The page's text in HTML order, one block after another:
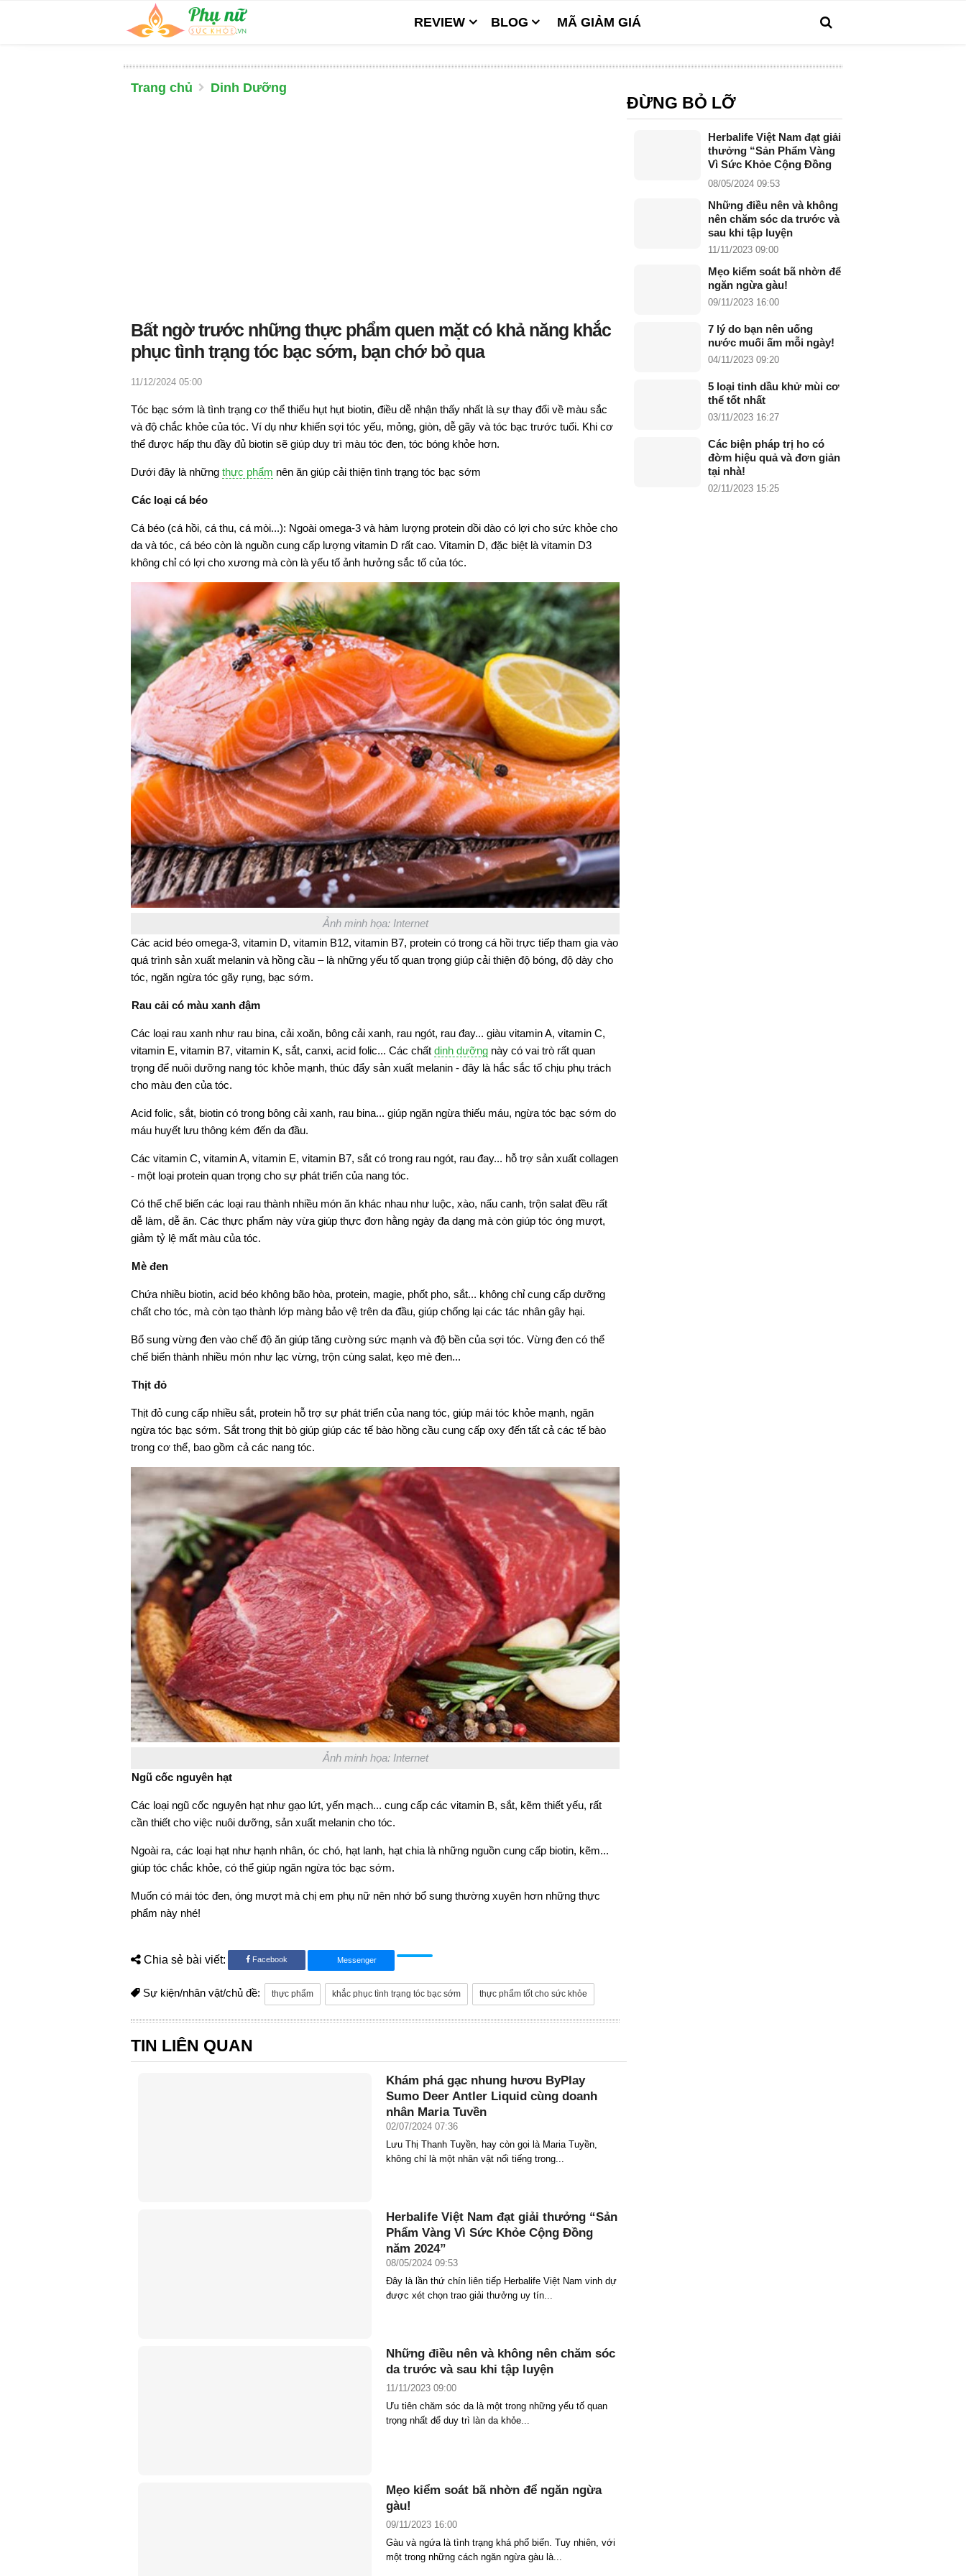
REVIEW BLOG MÃ GIẢM GIÁ
Trang chủ Dinh Dưỡng
Bất ngờ trước những thực phẩm quen mặt có khả năng khắc
phục tình trạng tóc bạc sớm, bạn chớ bỏ qua
11/12/2024 05:00
Tóc bạc sớm là tình trạng cơ thể thiếu hụt hụt biotin, điều dễ nhận thấy nhất là sự thay đổi về màu sắc
và độ chắc khỏe của tóc. Ví dụ như khiến sợi tóc yếu, mỏng, giòn, dễ gãy và tóc bạc trước tuổi. Khi cơ
thể được hấp thu đầy đủ biotin sẽ giúp duy trì màu tóc đen, tóc bóng khỏe hơn.
Dưới đây là những thực phẩm nên ăn giúp cải thiện tình trạng tóc bạc sớm
Các loại cá béo
Cá béo (cá hồi, cá thu, cá mòi...): Ngoài omega-3 và hàm lượng protein dồi dào có lợi cho sức khỏe cho
da và tóc, cá béo còn là nguồn cung cấp lượng vitamin D rất cao. Vitamin D, đặc biệt là vitamin D3
không chỉ có lợi cho xương mà còn là yếu tố ảnh hưởng sắc tố của tóc.
Ảnh minh họa: Internet
Các acid béo omega-3, vitamin D, vitamin B12, vitamin B7, protein có trong cá hồi trực tiếp tham gia vào
quá trình sản xuất melanin và hồng cầu – là những yếu tố quan trọng giúp cải thiện độ bóng, độ dày cho
tóc, ngăn ngừa tóc gãy rụng, bạc sớm.
Rau cải có màu xanh đậm
Các loại rau xanh như rau bina, cải xoăn, bông cải xanh, rau ngót, rau đay... giàu vitamin A, vitamin C,
vitamin E, vitamin B7, vitamin K, sắt, canxi, acid folic... Các chất dinh dưỡng này có vai trò rất quan
trọng để nuôi dưỡng nang tóc khỏe mạnh, thúc đẩy sản xuất melanin - đây là hắc sắc tố chịu phụ trách
cho màu đen của tóc.
Acid folic, sắt, biotin có trong bông cải xanh, rau bina... giúp ngăn ngừa thiếu máu, ngừa tóc bạc sớm do
máu huyết lưu thông kém đến da đầu.
Các vitamin C, vitamin A, vitamin E, vitamin B7, sắt có trong rau ngót, rau đay... hỗ trợ sản xuất collagen
- một loại protein quan trọng cho sự phát triển của nang tóc.
Có thể chế biến các loại rau thành nhiều món ăn khác nhau như luộc, xào, nấu canh, trộn salat đều rất
dễ làm, dễ ăn. Các thực phẩm này vừa giúp thực đơn hằng ngày đa dạng mà còn giúp tóc óng mượt,
giảm tỷ lệ mất màu của tóc.
Mè đen
Chứa nhiều biotin, acid béo không bão hòa, protein, magie, phốt pho, sắt... không chỉ cung cấp dưỡng
chất cho tóc, mà còn tạo thành lớp màng bảo vệ trên da đầu, giúp chống lại các tác nhân gây hại.
Bổ sung vừng đen vào chế độ ăn giúp tăng cường sức mạnh và độ bền của sợi tóc. Vừng đen có thể
chế biến thành nhiều món như lạc vừng, trộn cùng salat, kẹo mè đen...
Thịt đỏ
Thịt đỏ cung cấp nhiều sắt, protein hỗ trợ sự phát triển của nang tóc, giúp mái tóc khỏe mạnh, ngăn
ngừa tóc bạc sớm. Sắt trong thịt bò giúp giúp các tế bào hồng cầu cung cấp oxy đến tất cả các tế bào
trong cơ thể, bao gồm cả các nang tóc.
Ảnh minh họa: Internet
Ngũ cốc nguyên hạt
Các loại ngũ cốc nguyên hạt như gạo lứt, yến mạch... cung cấp các vitamin B, sắt, kẽm thiết yếu, rất
cần thiết cho việc nuôi dưỡng, sản xuất melanin cho tóc.
Ngoài ra, các loại hạt như hạnh nhân, óc chó, hạt lanh, hạt chia là những nguồn cung cấp biotin, kẽm...
giúp tóc chắc khỏe, có thể giúp ngăn ngừa tóc bạc sớm.
Muốn có mái tóc đen, óng mượt mà chị em phụ nữ nên nhớ bổ sung thường xuyên hơn những thực
phẩm này nhé!
Chia sẻ bài viết: Facebook Messenger
Sự kiện/nhân vật/chủ đề: thực phẩm khắc phục tình trạng tóc bạc sớm thực phẩm tốt cho sức khỏe
TIN LIÊN QUAN
Khám phá gạc nhung hươu ByPlay
Sumo Deer Antler Liquid cùng doanh
nhân Maria Tuyền
02/07/2024 07:36
Lưu Thị Thanh Tuyền, hay còn gọi là Maria Tuyền,
không chỉ là một nhân vật nổi tiếng trong...
Herbalife Việt Nam đạt giải thưởng “Sản
Phẩm Vàng Vì Sức Khỏe Cộng Đồng
năm 2024”
08/05/2024 09:53
Đây là lần thứ chín liên tiếp Herbalife Việt Nam vinh dự
được xét chọn trao giải thưởng uy tín...
Những điều nên và không nên chăm sóc
da trước và sau khi tập luyện
11/11/2023 09:00
Ưu tiên chăm sóc da là một trong những yếu tố quan
trọng nhất để duy trì làn da khỏe...
Mẹo kiểm soát bã nhờn để ngăn ngừa
gàu!
09/11/2023 16:00
Gàu và ngứa là tình trạng khá phổ biến. Tuy nhiên, với
một trong những cách ngăn ngừa gàu là...
ĐỪNG BỎ LỠ
Herbalife Việt Nam đạt giải
thưởng “Sản Phẩm Vàng
Vì Sức Khỏe Cộng Đồng
năm 2024”
08/05/2024 09:53
Những điều nên và không
nên chăm sóc da trước và
sau khi tập luyện
11/11/2023 09:00
Mẹo kiểm soát bã nhờn để
ngăn ngừa gàu!
09/11/2023 16:00
7 lý do bạn nên uống
nước muối ấm mỗi ngày!
04/11/2023 09:20
5 loại tinh dầu khử mùi cơ
thể tốt nhất
03/11/2023 16:27
Các biện pháp trị ho có
đờm hiệu quả và đơn giản
tại nhà!
02/11/2023 15:25